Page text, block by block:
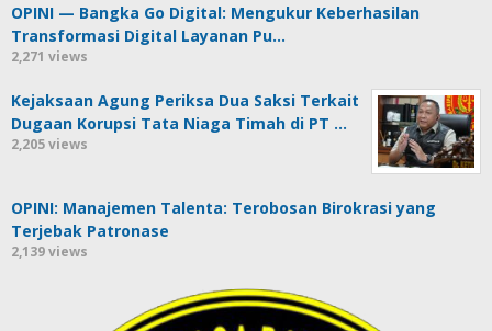
OPINI — Bangka Go Digital: Mengukur Keberhasilan
Transformasi Digital Layanan Pu…
2,271 views
Kejaksaan Agung Periksa Dua Saksi Terkait
Dugaan Korupsi Tata Niaga Timah di PT …
2,205 views
OPINI: Manajemen Talenta: Terobosan Birokrasi yang
Terjebak Patronase
2,139 views